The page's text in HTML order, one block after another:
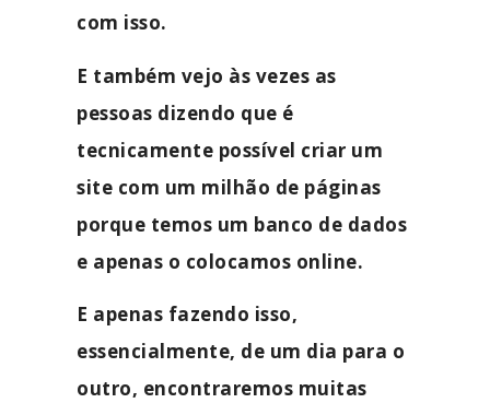
com isso.
E também vejo às vezes as
pessoas dizendo que é
tecnicamente possível criar um
site com um milhão de páginas
porque temos um banco de dados
e apenas o colocamos online.
E apenas fazendo isso,
essencialmente, de um dia para o
outro, encontraremos muitas